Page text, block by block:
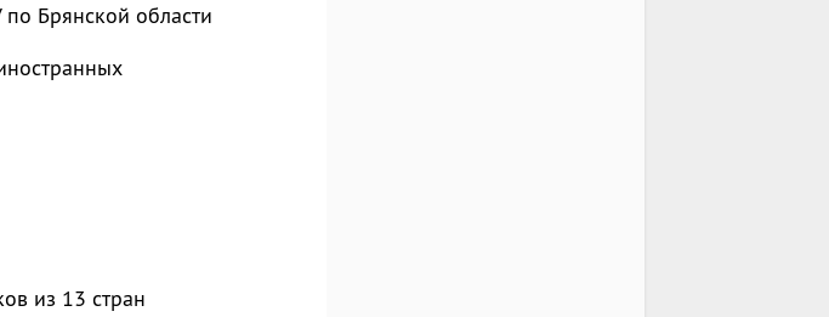
Брянской области
из 13 стран